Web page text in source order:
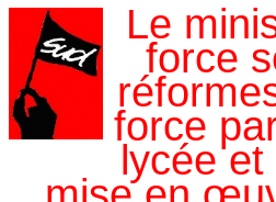
Le
force
force
lycée